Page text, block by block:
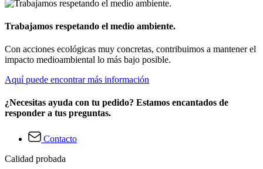
Trabajamos respetando el medio ambiente.
Con acciones ecológicas muy concretas, contribuimos a mantener el
impacto medioambiental lo más bajo posible.
Aquí puede encontrar más información
¿Necesitas ayuda con tu pedido? Estamos encantados de
responder a tus preguntas.
Contacto
Calidad probada